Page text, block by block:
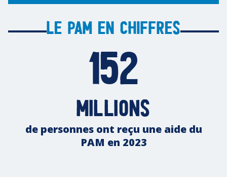
Le PAM en chiffres
152
millions
de personnes ont reçu une aide du
PAM en 2023